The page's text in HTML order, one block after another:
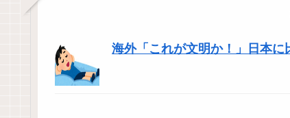
海外「これが文明か！」日本